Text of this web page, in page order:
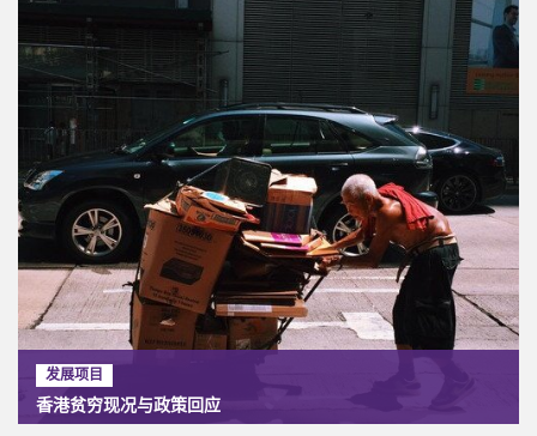
发展项目
香港贫穷现况与政策回应